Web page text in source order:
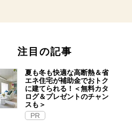
注目の記事
夏も冬も快適な高断熱＆省
エネ住宅が補助金でおトク
に建てられる！＜無料カタ
ログ＆プレゼントのチャン
スも＞
PR